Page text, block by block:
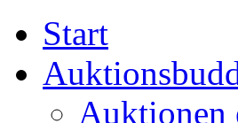
Start
Auktionen